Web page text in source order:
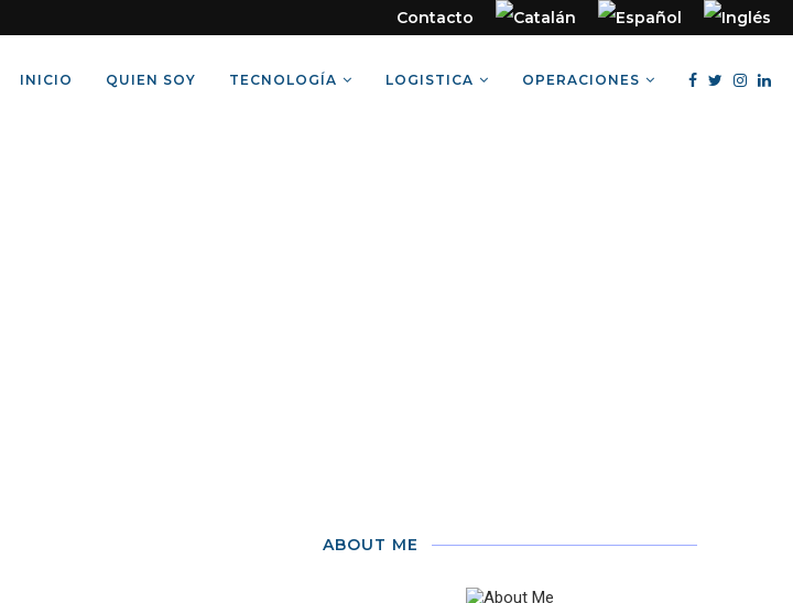
Contacto
INICIO QUIEN SOY TECNOLOGÍA LOGISTICA OPERACIONES
ABOUT ME